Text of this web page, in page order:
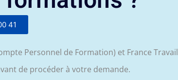
41
Personnel de Formation) et France Travail
de procéder à votre demande.